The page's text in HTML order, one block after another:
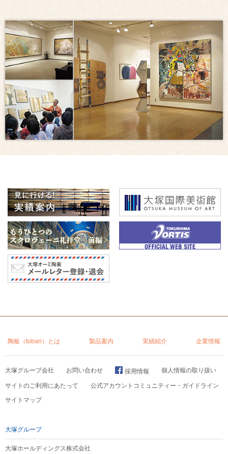
陶板（toban）とは 製品案内 実績紹介 企業情報
大塚グループ会社 お問い合わせ 採用情報 個人情報の取り扱い
サイトのご利用にあたって
公式アカウントコミュニティー・ガイドライン
サイトマップ
大塚グループ
大塚ホールディングス株式会社